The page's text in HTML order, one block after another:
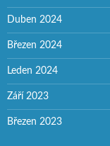
Duben 2024
Březen 2024
Leden 2024
Září 2023
Březen 2023